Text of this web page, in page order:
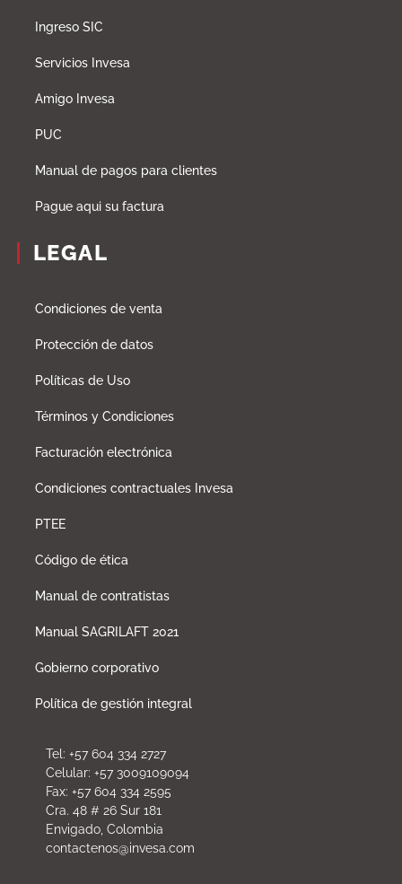
Ingreso SIC
Servicios Invesa
Amigo Invesa
PUC
Manual de pagos para clientes
Pague aqui su factura
LEGAL
Condiciones de venta
Protección de datos
Políticas de Uso
Términos y Condiciones
Facturación electrónica
Condiciones contractuales Invesa
PTEE
Código de ética
Manual de contratistas
Manual SAGRILAFT 2021
Gobierno corporativo
Política de gestión integral
Tel: +57 604 334 2727
Celular: +57 3009109094
Fax: +57 604 334 2595
Cra. 48 # 26 Sur 181
Envigado, Colombia
contactenos@invesa.com